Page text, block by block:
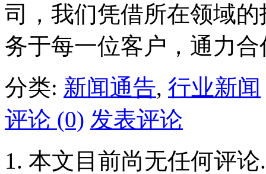
司，我们凭借所在领域
务于每一位客户，通力
分类: 新闻通告, 行业新闻
评论 (0) 发表评论
本文目前尚无任何评论.